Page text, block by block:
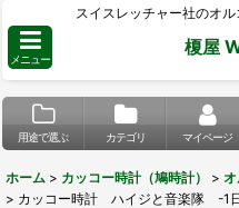
スイスレッチャー社のオル
メニュー
榎屋
用途で選ぶ カテゴリ マイページ
ホーム > カッコー時計（鳩時計） > オ
> カッコー時計 ハイジと音楽隊 -1